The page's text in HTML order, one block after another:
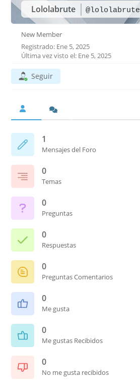
Lololabrute @lololabrute
New Member
Registrado: Ene 5, 2025
Última vez visto el: Ene 5, 2025
Seguir
1
Mensajes del Foro
0
Temas
0
Preguntas
0
Respuestas
0
Preguntas Comentarios
0
Me gusta
0
Me gustas Recibidos
0
No me gusta recibidos